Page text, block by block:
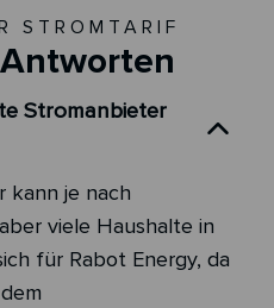
STROMTARIF
Stromanbieter
kann je nach
viele Haushalte in
für Rabot Energy, da